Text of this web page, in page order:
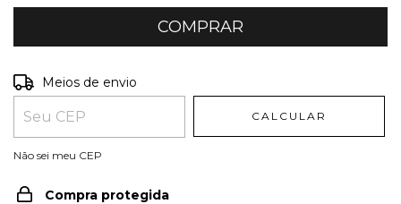
Entregas para o CEP:
Meios de envio
CALCULAR
Não sei meu CEP
Compra protegida